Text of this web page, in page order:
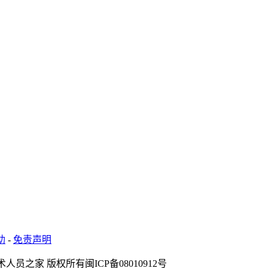
- 免责声明
人员之家 版权所有闽ICP备08010912号